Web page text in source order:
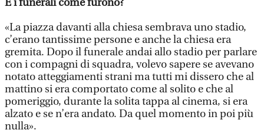
E i funerali come furono?
«La piazza davanti alla chiesa sembrava uno stadio,
c’erano tantissime persone e anche la chiesa era
gremita. Dopo il funerale andai allo stadio per parlare
con i compagni di squadra, volevo sapere se avevano
notato atteggiamenti strani ma tutti mi dissero che al
mattino si era comportato come al solito e che al
pomeriggio, durante la solita tappa al cinema, si era
alzato e se n’era andato. Da quel momento in poi più
nulla».